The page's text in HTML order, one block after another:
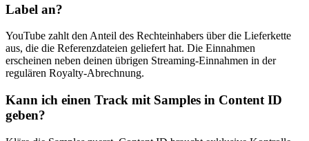
Label an?
YouTube zahlt den Anteil des Rechteinhabers über die Lieferkette
aus, die die Referenzdateien geliefert hat. Die Einnahmen
erscheinen neben deinen übrigen Streaming-Einnahmen in der
regulären Royalty-Abrechnung.
Kann ich einen Track mit Samples in Content ID
geben?